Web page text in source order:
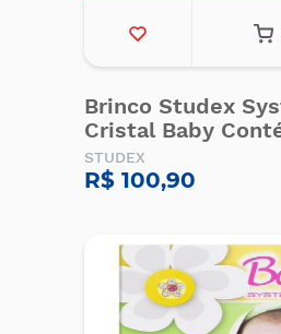
Brinco Studex
Cristal Baby
STUDEX
R$ 100,90